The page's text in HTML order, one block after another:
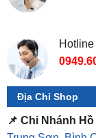
Địa Chỉ Shop
📌 Chi Nhánh
Trung Sơn, Bình
7)